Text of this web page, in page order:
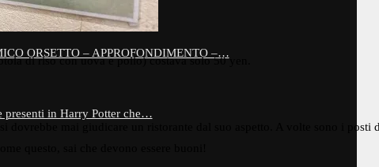
ORSETTO – APPROFONDIMENTO –…
presenti in Harry Potter che…
di riso con uova e pollo) costava solo 50 yen.
mai giudicare un ristorante dal suo aspetto. A volte sono i posti
questo, sai che devono essere buoni!